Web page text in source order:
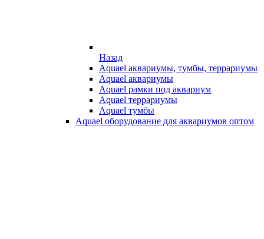
Назад
Aquael аквариумы, тумбы, террариумы
Aquael аквариумы
Aquael рамки под аквариум
Aquael террариумы
Aquael тумбы
Aquael оборудование для аквариумов оптом